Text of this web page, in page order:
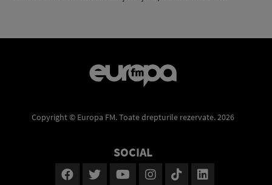
Copyright © Europa FM. Toate drepturile rezervate. 2026
SOCIAL